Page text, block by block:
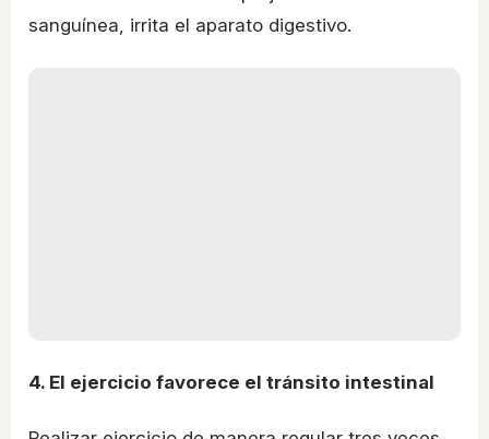
sanguínea, irrita el aparato digestivo.
4. El ejercicio favorece el tránsito intestinal